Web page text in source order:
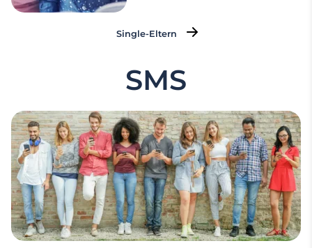
Single-Eltern
SMS